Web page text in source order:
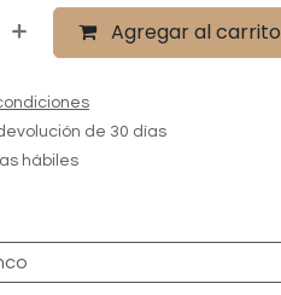
Agregar al carrito
de 30 días
hábiles